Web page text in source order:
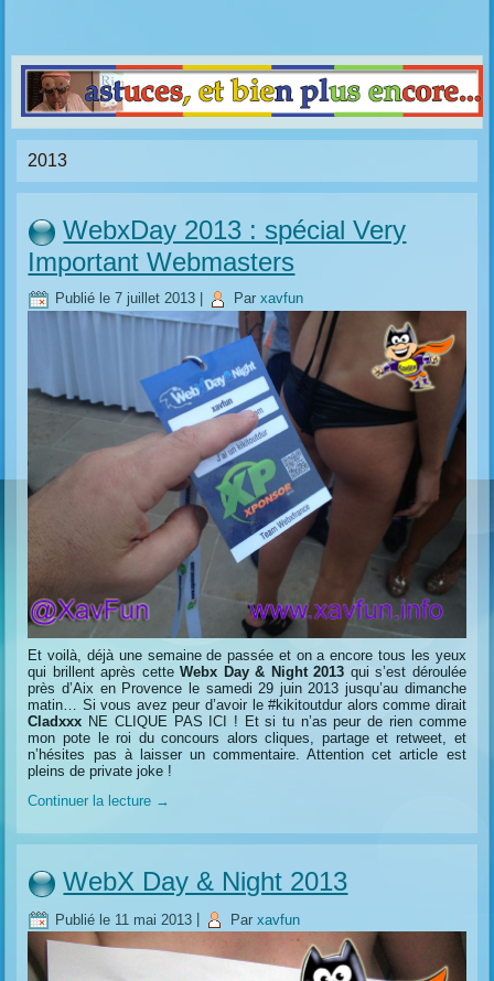
2013
WebxDay 2013 : spécial Very
Important Webmasters
Publié le 7 juillet 2013 Par xavfun
Et voilà, déjà une semaine de passée et on a encore tous les yeux
qui brillent après cetteWebx Day & Night 2013 qui s’est déroulée
près d’Aix en Provence le samedi 29 juin 2013 jusqu’au dimanche
matin… Si vous avez peur d’avoir le #kikitoutdur alors comme dirait
Cladxxx NE CLIQUE PAS ICI ! Et si tu n’as peur de rien comme
mon pote le roi du concours alors cliques, partage et retweet, et
n’hésites pas à laisser un commentaire. Attention cet article est
pleins de private joke !
Continuer la lecture →
WebX Day & Night 2013
Publié le 11 mai 2013 Par xavfun